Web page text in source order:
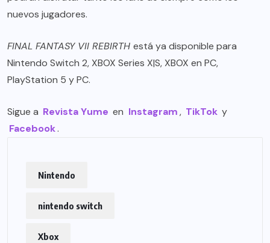
nuevos jugadores.
FINAL FANTASY VII REBIRTH está ya disponible para
Nintendo Switch 2, XBOX Series X|S, XBOX en PC,
PlayStation 5 y PC.
Sigue a Revista Yume en Instagram, TikTok y
Facebook.
Nintendo
nintendo switch
Xbox